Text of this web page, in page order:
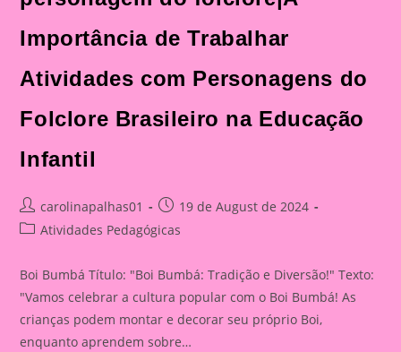
Importância de Trabalhar
Atividades com Personagens do
Folclore Brasileiro na Educação
Infantil
Post
author:
carolinapalhas01
Post
published:
19 de August de 2024
PostAtividades Pedagógicas
Boi Bumbá Título: "Boi Bumbá: Tradição e Diversão!" Texto:
"Vamos celebrar a cultura popular com o Boi Bumbá! As
crianças podem montar e decorar seu próprio Boi,
enquanto aprendem sobre…